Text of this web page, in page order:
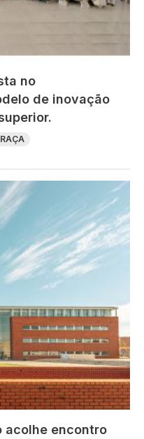
no
de inovação
acolhe encontro